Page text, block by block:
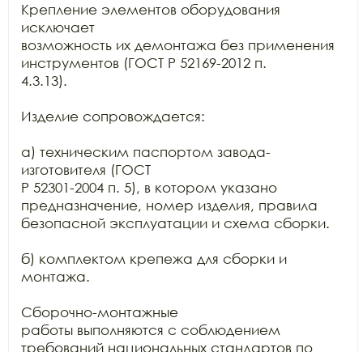
Крепление элементов оборудования
исключает
возможность их демонтажа без применения
инструментов (ГОСТ Р 52169-2012 п.
4.3.13).
Изделие сопровождается:
а) техническим паспортом завода-
изготовителя (ГОСТ
Р 52301-2004 п. 5), в котором указано
предназначение, номер изделия, правила
безопасной эксплуатации и схема сборки.
б) комплектом крепежа для сборки и
монтажа.
Сборочно-монтажные
работы выполняются с соблюдением
требований национальных стандартов по